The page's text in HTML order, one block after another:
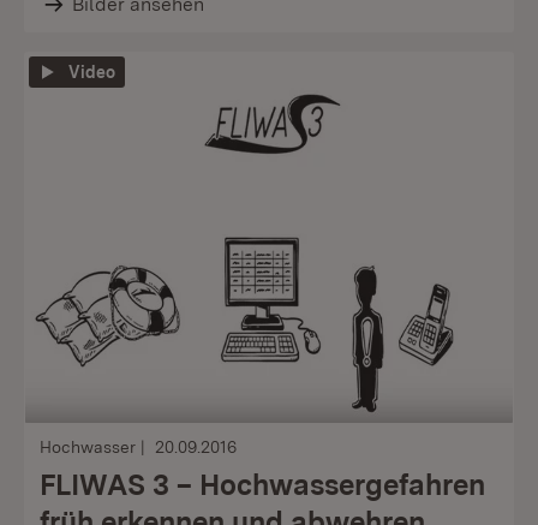
Video
Hochwasser 20.09.2016
FLIWAS 3 – Hochwassergefahren